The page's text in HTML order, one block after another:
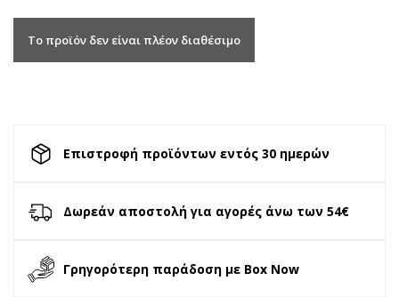
Το προϊόν δεν είναι πλέον διαθέσιμο
Επιστροφή προϊόντων εντός 30 ημερών
Δωρεάν αποστολή για αγορές άνω των 54€
Γρηγορότερη παράδοση με Box Now